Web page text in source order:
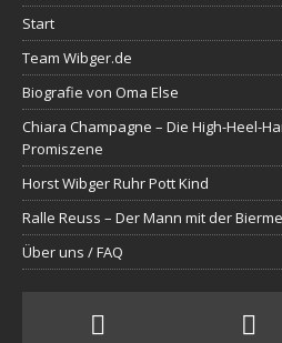
Start
Team Wibger.de
Biografie von Oma Else
Chiara Champagne – Die High-Heel-
Promiszene
Horst Wibger Ruhr Pott Kind
Ralle Reuss – Der Mann mit der
Über uns / FAQ